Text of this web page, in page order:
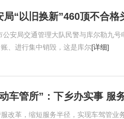
局“以旧换新”460顶不合格
公安局交通管理大队民警与库尔勒九
、进行集中销毁，这是库尔[详细]
车管所”：下乡办实事 服
改革，缩短服务半径，实现车驾管